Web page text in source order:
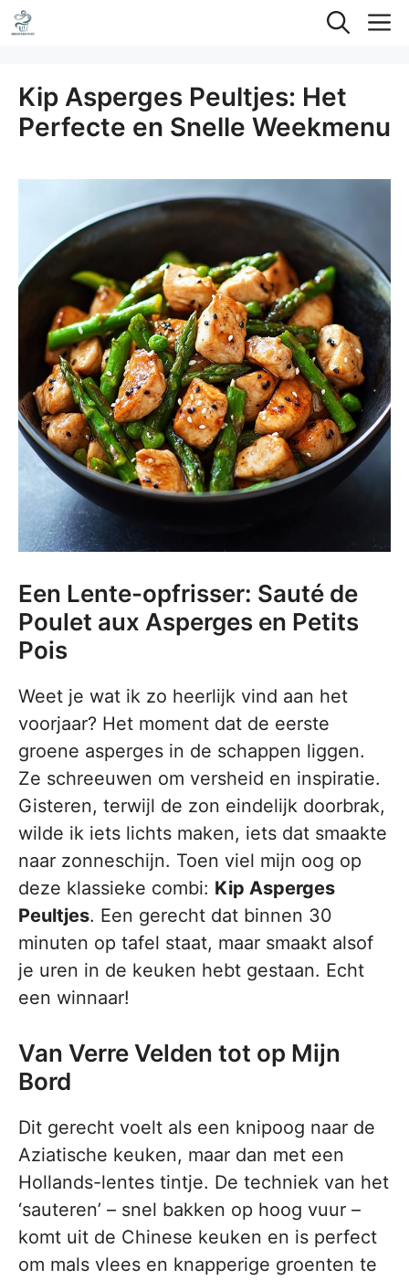
Ga
naar
inhoud
Kip Asperges Peultjes: Het
Perfecte en Snelle Weekmenu
Een Lente-opfrisser: Sauté de
Poulet aux Asperges en Petits
Pois
Weet je wat ik zo heerlijk vind aan het
voorjaar? Het moment dat de eerste
groene asperges in de schappen liggen.
Ze schreeuwen om versheid en inspiratie.
Gisteren, terwijl de zon eindelijk doorbrak,
wilde ik iets lichts maken, iets dat smaakte
naar zonneschijn. Toen viel mijn oog op
deze klassieke combi: Kip Asperges
Peultjes. Een gerecht dat binnen 30
minuten op tafel staat, maar smaakt alsof
je uren in de keuken hebt gestaan. Echt
een winnaar!
Van Verre Velden tot op Mijn
Bord
Dit gerecht voelt als een knipoog naar de
Aziatische keuken, maar dan met een
Hollands-lentes tintje. De techniek van het
‘sauteren’ – snel bakken op hoog vuur –
komt uit de Chinese keuken en is perfect
om mals vlees en knapperige groenten te